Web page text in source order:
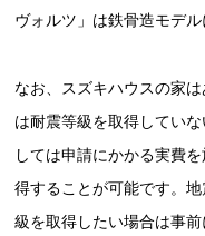
ヴォルツ」は鉄骨造モデル
なお、スズキハウスの家
は耐震等級を取得してい
しては申請にかかる実費
得することが可能です。
級を取得したい場合は事前